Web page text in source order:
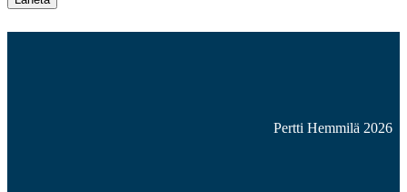
Pertti Hemmilä 2026